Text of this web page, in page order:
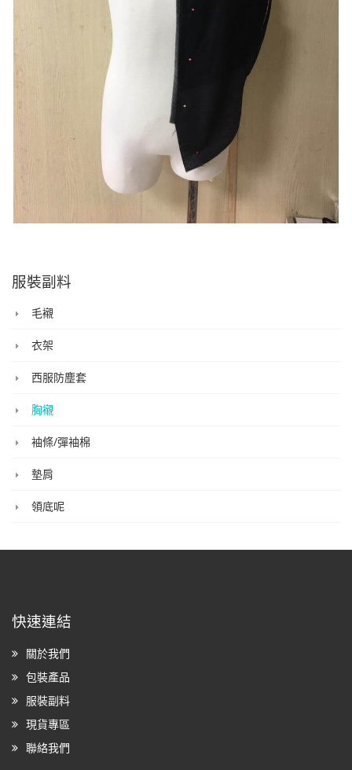
服裝副料
毛襯
衣架
西服防塵套
胸襯
袖條/彈袖棉
墊肩
領底呢
快速連結
關於我們
包裝產品
服裝副料
現貨專區
聯絡我們